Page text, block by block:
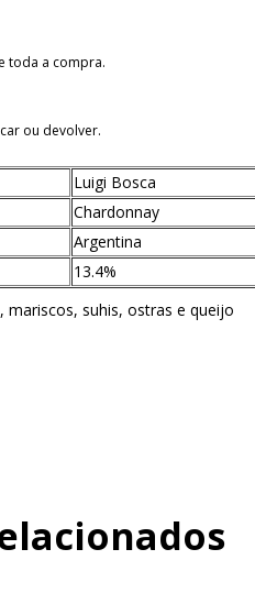
toda a compra.
ou devolver.
Luigi Bosca
Chardonnay
Argentina
13.4%
mariscos, suhis, ostras e queijo